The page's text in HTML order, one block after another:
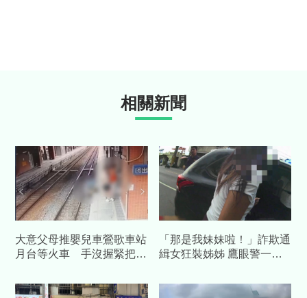
相關新聞
大意父母推嬰兒車鶯歌車站
月台等火車 手沒握緊把手
「那是我妹妹啦！」詐欺通
緝女狂裝姊姊 鷹眼警一句